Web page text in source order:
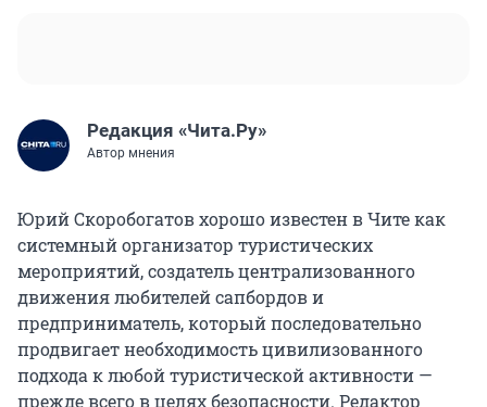
Редакция «Чита.Ру»
Автор мнения
Юрий Скоробогатов хорошо известен в Чите как
системный организатор туристических
мероприятий, создатель централизованного
движения любителей сапбордов и
предприниматель, который последовательно
продвигает необходимость цивилизованного
подхода к любой туристической активности —
прежде всего в целях безопасности. Редактор